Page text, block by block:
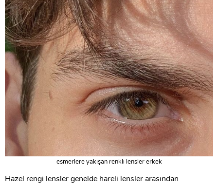
esmerlere yakışan renkli lensler erkek
Hazel rengi lensler genelde hareli lensler arasından